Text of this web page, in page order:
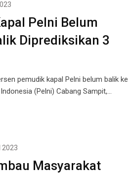
Pelni Belum
Diprediksikan 3
pemudik kapal Pelni belum balik ke
(Pelni) Cabang Sampit,…
2023
Masyarakat